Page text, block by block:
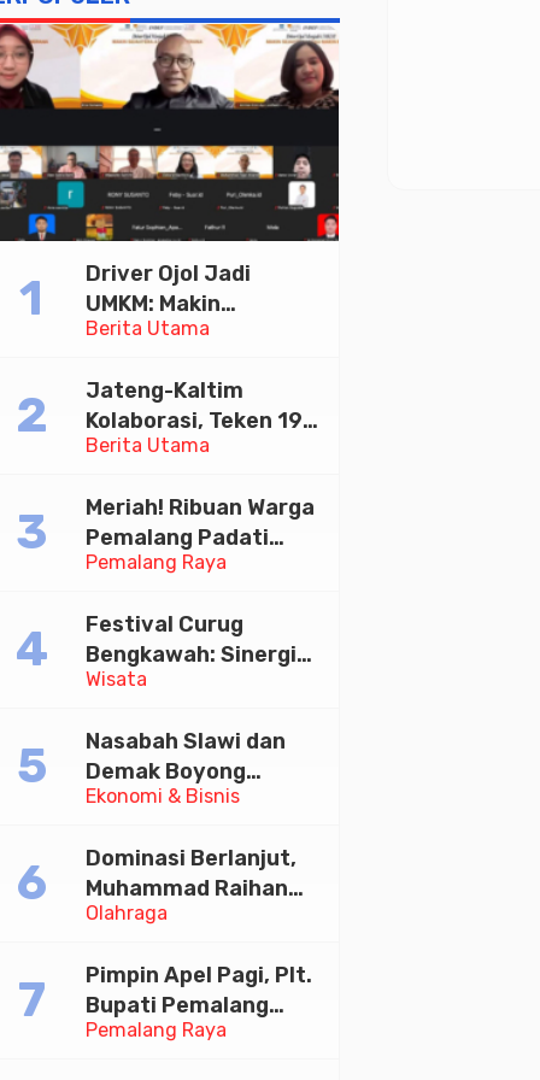
Berita Utama
Driver Ojol Jadi
UMKM: Makin
Sejahtera atau
Diskusi Paramadina
Berita Utama
Jateng-Kaltim
Kolaborasi, Teken 19
Kerja Sama Ekonomi
Pemalang Raya
Meriah! Ribuan Warga
Pemalang Padati
Kirab Festival Kamir
Wisata
Festival Curug
Bengkawah: Sinergi
Desa Sikasur dan
Memajukan Wisata
serta UMKM Lokal
Ekonomi & Bisnis
Nasabah Slawi dan
Demak Boyong
Toyota Innova Zenix
Tabungan Bima Bank
Jateng
Olahraga
Dominasi Berlanjut,
Muhammad Raihan
Fadila Sabet Emas
Taekwondo Indonesia
Open 2026
Pemalang Raya
Pimpin Apel Pagi, Plt.
Bupati Pemalang
Tekankan Disiplin dan